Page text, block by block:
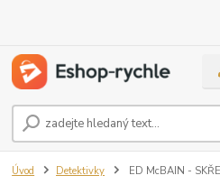
Úvod Detektivky ED McBAIN -